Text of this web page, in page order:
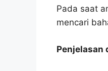
Pada saat
mencari
Penjelasan